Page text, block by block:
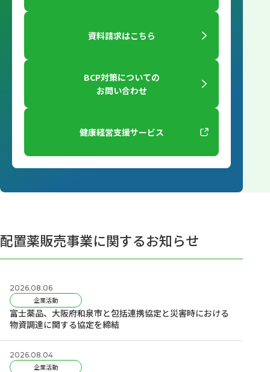
資料請求はこちら
BCP対策についての
お問い合わせ
健康経営支援サービス
配置薬販売事業に関するお知らせ
2026.08.06
企業活動
富士薬品、大阪府和泉市と包括連携協定と災害時における
物資調達に関する協定を締結
2026.08.04
企業活動